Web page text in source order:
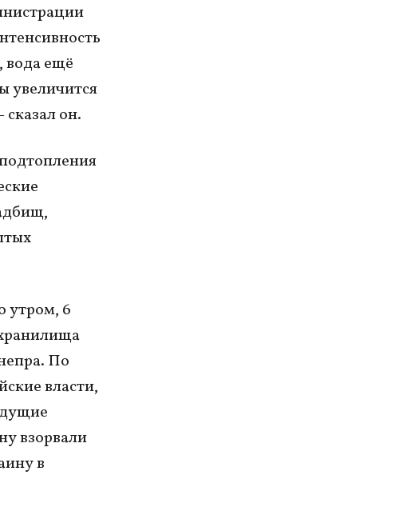
вода ещё
увеличится
он.
утром, 6
По
власти,
взорвали
в